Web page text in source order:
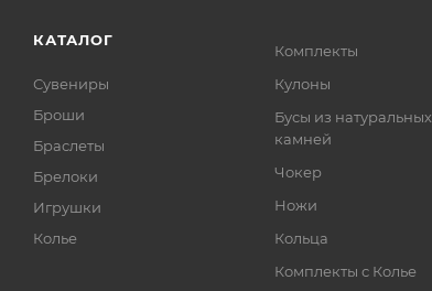
КАТАЛОГ
Сувениры
Броши
Браслеты
Брелоки
Игрушки
Колье
Комплекты
Кулоны
Бусы из натуральных
камней
Чокер
Ножи
Кольца
Комплекты с Колье